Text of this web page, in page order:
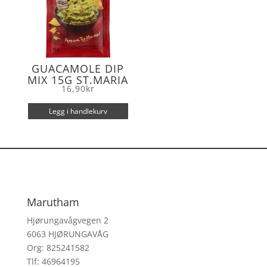
GUACAMOLE DIP
MIX 15G ST.MARIA
16,90kr
Legg i handlekurv
Marutham
Hjørungavågvegen 2
6063 HJØRUNGAVÅG
Org: 825241582
Tlf: 46964195